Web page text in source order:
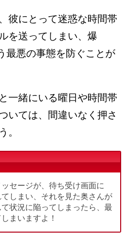
彼にとって迷惑な時間帯
を送ってしまい、爆
最悪の事態を防ぐことが
一緒にいる曜日や時間帯
いては、間違いなく押さ
。
セージが、待ち受け画面に
しまい、それを見た奥さんが
て状況に陥ってしまったら、最
まいますよ！